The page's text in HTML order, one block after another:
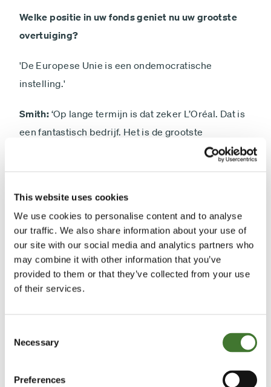
This website uses cookies
We use cookies to personalise content and to analyse
our traffic. We also share information about your use of
our site with our social media and analytics partners who
may combine it with other information that you’ve
provided to them or that they’ve collected from your use
of their services.
Selection
Necessary
Preferences
Welke positie in uw fonds geniet nu uw grootste
overtuiging?
'De Euro­pese Unie is een ondemocratische
instelling.'
Smith: ‘Op lange termijn is dat zeker L’Oréal. Dat is
een fantastisch bedrijf. Het is de grootste
cosmeticaspeler ter wereld, in handen van een
voor 2 en verkoopt het voor 10. L’Oréal heeft dus
een enorme prijsmacht. En weet je waarom? Het
verkoopt niet het product, maar het verkoopt hoop.
En hoop wordt nooit goedkoop. L’Oréal komt ook in
veel lijsten naar voren als een heel duurzaam
bedrijf. Het heeft ook goed ingespeeld op de
tijdschriften. Nu verlopen de advertenties via